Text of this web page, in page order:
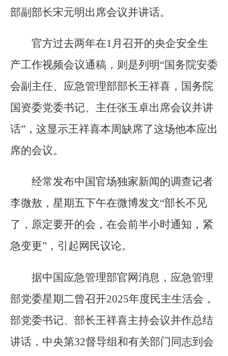
部副部长宋元明出席会议并讲话。
官方过去两年在1月召开的央企安全生
产工作视频会议通稿，则是列明“国务院安委
会副主任、应急管理部部长王祥喜，国务院
国资委党委书记、主任张玉卓出席会议并讲
话”，这显示王祥喜本周缺席了这场他本应出
席的会议。
经常发布中国官场独家新闻的调查记者
李微敖，星期五下午在微博发文“部长不见
了，原定要开的会，在会前半小时通知，紧
急变更”，引起网民议论。
据中国应急管理部官网消息，应急管理
部党委星期二曾召开2025年度民主生活会，
部党委书记、部长王祥喜主持会议并作总结
讲话，中央第32督导组和有关部门同志到会